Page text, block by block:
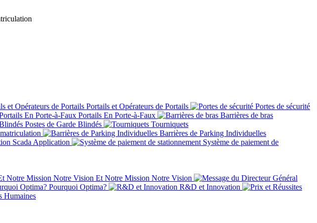
Portails et Opérateurs de Portails
Portes de sécurité
Portails En Porte-à-Faux
Barrières de bras
Postes de Garde Blindés
Tourniquets
Barrières de Parking Individuelles
Scada Application
Système de paiement de
Et Notre Mission Notre Vision
Pourquoi Optima?
R&D et Innovation
Humaines